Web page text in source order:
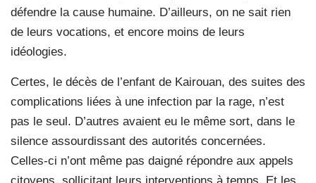
défendre la cause humaine. D’ailleurs, on ne sait rien
de leurs vocations, et encore moins de leurs
idéologies.
Certes, le décès de l’enfant de Kairouan, des suites des
complications liées à une infection par la rage, n’est
pas le seul. D’autres avaient eu le même sort, dans le
silence assourdissant des autorités concernées.
Celles-ci n’ont même pas daigné répondre aux appels
citoyens, sollicitant leurs interventions à temps. Et les